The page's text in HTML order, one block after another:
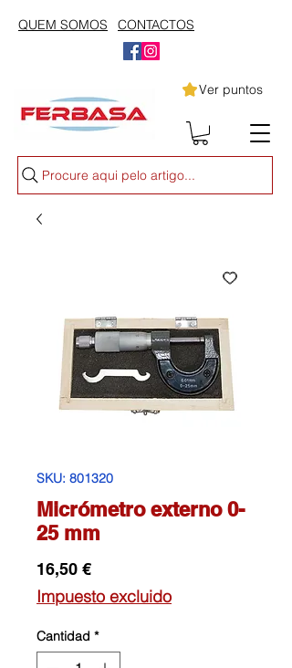
QUEM SOMOS CONTACTOS
Ver puntos
Procure aqui pelo artigo...
SKU: 801320
Micrómetro externo 0-
25 mm
16,50 €Precio
Impuesto excluido
Cantidad *